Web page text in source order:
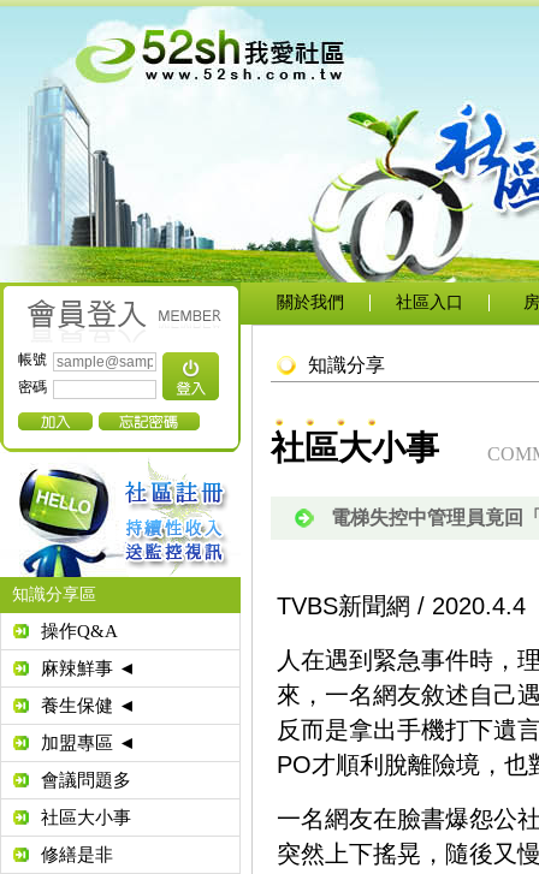
帳號
密碼
知識分享區
操作Q&A
麻辣鮮事 ◄
養生保健 ◄
加盟專區 ◄
會議問題多
社區大小事
修繕是非
關於我們 社區入口
知識分享
社區大小事
電梯失控中管理員竟回
TVBS新聞網 / 2020.4.4
人在遇到緊急事件時，
來，一名網友敘述自己
反而是拿出手機打下遺
PO才順利脫離險境，
一名網友在臉書爆怨公
突然上下搖晃，隨後又